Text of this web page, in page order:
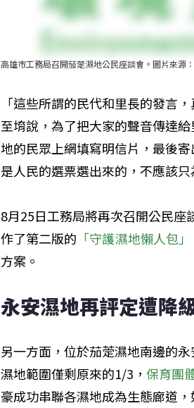
高雄市工務局召開茄萣濕地公民座談會。圖片來源
「這些所謂的民代和里長的發言
至堉說，為了把大家的聲音傳達
地的民眾上網填寫明信片，最後
是人民的選票選出來的，不應該只
8月25日工務局將再次召開公民
作了第二版的 「守護濕地懶人包」
方案。
永安濕地再評定遭降
另一方面，位於茄萣濕地南邊的
濕地範圍僅剩原來的1/3， 保育團
豪成功串聯各濕地成為生態廊道